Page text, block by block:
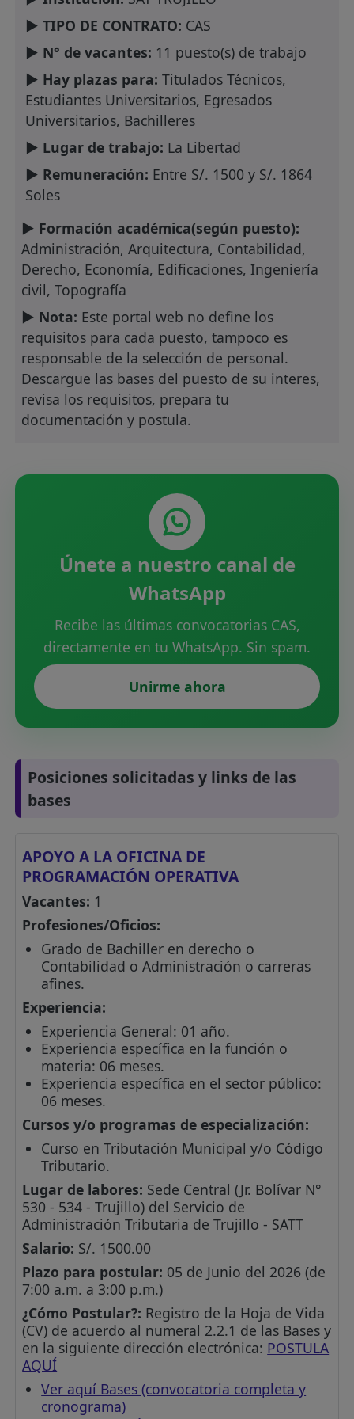
► TIPO DE CONTRATO: CAS
► N° de vacantes: 11 puesto(s) de trabajo
► Hay plazas para: Titulados Técnicos,
Estudiantes Universitarios, Egresados
Universitarios, Bachilleres
► Lugar de trabajo: La Libertad
► Remuneración: Entre S/. 1500 y S/. 1864
Soles
► Formación académica(según puesto):
Administración, Arquitectura, Contabilidad,
Derecho, Economía, Edificaciones, Ingeniería
civil, Topografía
► Nota: Este portal web no define los
requisitos para cada puesto, tampoco es
responsable de la selección de personal.
Descargue las bases del puesto de su interes,
revisa los requisitos, prepara tu
documentación y postula.
Únete a nuestro canal de
WhatsApp
Recibe las últimas convocatorias CAS,
directamente en tu WhatsApp. Sin spam.
Unirme ahora
Posiciones solicitadas y links de las
bases
APOYO A LA OFICINA DE
PROGRAMACIÓN OPERATIVA
Vacantes: 1
Profesiones/Oficios:
Grado de Bachiller en derecho o
Contabilidad o Administración o carreras
afines.
Experiencia:
Experiencia General: 01 año.
Experiencia específica en la función o
materia: 06 meses.
Experiencia específica en el sector público:
06 meses.
Cursos y/o programas de especialización:
Curso en Tributación Municipal y/o Código
Tributario.
Lugar de labores: Sede Central (Jr. Bolívar N°
530 - 534 - Trujillo) del Servicio de
Administración Tributaria de Trujillo - SATT
Salario: S/. 1500.00
Plazo para postular: 05 de Junio del 2026 (de
7:00 a.m. a 3:00 p.m.)
¿Cómo Postular?: Registro de la Hoja de Vida
(CV) de acuerdo al numeral 2.2.1 de las Bases y
en la siguiente dirección electrónica: POSTULA
AQUÍ
Ver aquí Bases (convocatoria completa y
cronograma)